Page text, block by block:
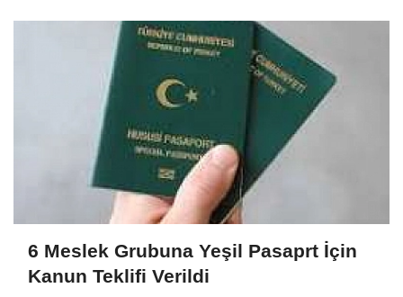
6 Meslek Grubuna Yeşil Pasaprt İçin
Kanun Teklifi Verildi